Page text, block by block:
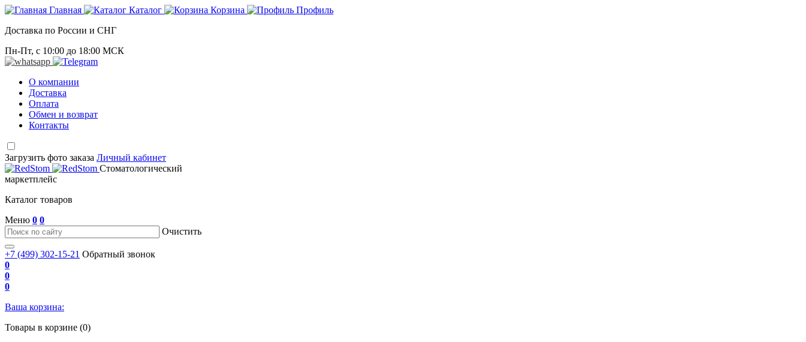
Главная Каталог Корзина
Профиль
Доставка по России и СНГ
Пн-Пт, с 10:00 до 18:00 МСК
О компании
Доставка
Оплата
Обмен и возврат
Контакты
Загрузить фото заказа Личный кабинет
Стоматологический
маркетплейс
Каталог товаров
Меню 0 0
Очистить
+7 (499) 302-15-21 Обратный звонок
0
0
0
Ваша корзина:
Товары в корзине (0)